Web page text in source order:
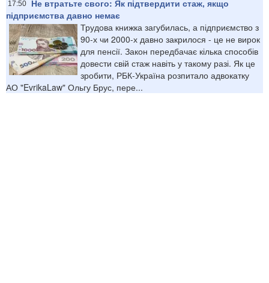
17:50
Не втратьте свого: Як підтвердити стаж, якщо
підприємства давно немає
Трудова книжка загубилась, а підприємство з
90-х чи 2000-х давно закрилося - це не вирок
для пенсії. Закон передбачає кілька способів
довести свій стаж навіть у такому разі. Як це
зробити, РБК-Україна розпитало адвокатку
АО "EvrikaLaw" Ольгу Брус, пере...